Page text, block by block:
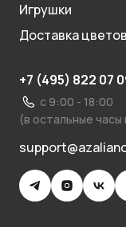
Игрушки
Доставка
+7 (495) 822 07
с 9:00 - 18:00
(в остальные